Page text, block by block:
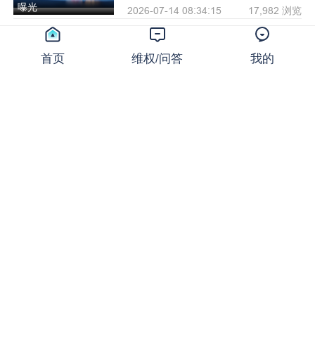
曝光 2026-07-14 08:34:15 17,982 浏览
首页 维权/问答 我的